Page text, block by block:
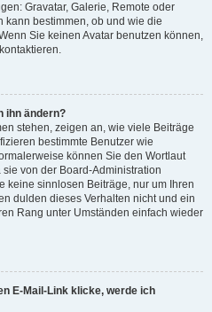
Gravatar, Galerie, Remote oder
kann bestimmen, ob und wie die
Sie keinen Avatar benutzen können,
ihn ändern?
stehen, zeigen an, wie viele Beiträge
bestimmte Benutzer wie
können Sie den Wortlaut
von der Board-Administration
keine sinnlosen Beiträge, nur um Ihren
dulden dieses Verhalten nicht und ein
Rang unter Umständen einfach wieder
E-Mail-Link klicke, werde ich